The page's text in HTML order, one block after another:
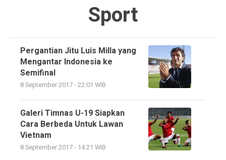
Sport
Pergantian Jitu Luis Milla yang
Mengantar Indonesia ke
Semifinal
8 September 2017 - 22:01 WIB
Galeri Timnas U-19 Siapkan
Cara Berbeda Untuk Lawan
Vietnam
8 September 2017 - 14:21 WIB